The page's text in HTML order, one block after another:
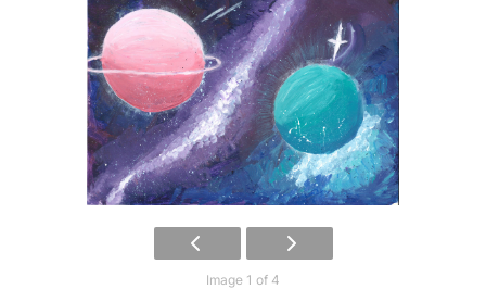
Image 1 of 4